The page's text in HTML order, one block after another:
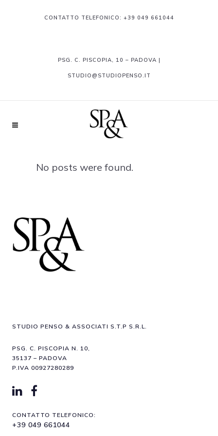
CONTATTO TELEFONICO: +39 049 661044
PSG. C. PISCOPIA, 10 – PADOVA |
STUDIO@STUDIOPENSO.IT
No posts were found.
STUDIO PENSO & ASSOCIATI S.T.P S.R.L.
PSG. C. PISCOPIA N. 10,
35137 – PADOVA
P.IVA 00927280289
CONTATTO TELEFONICO:
+39 049 661044